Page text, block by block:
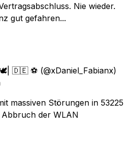
Nie wieder.
gut gefahren...
🇩🇪 ⚽️ (@xDaniel_Fabianx)
massiven Störungen in 53225
der WLAN